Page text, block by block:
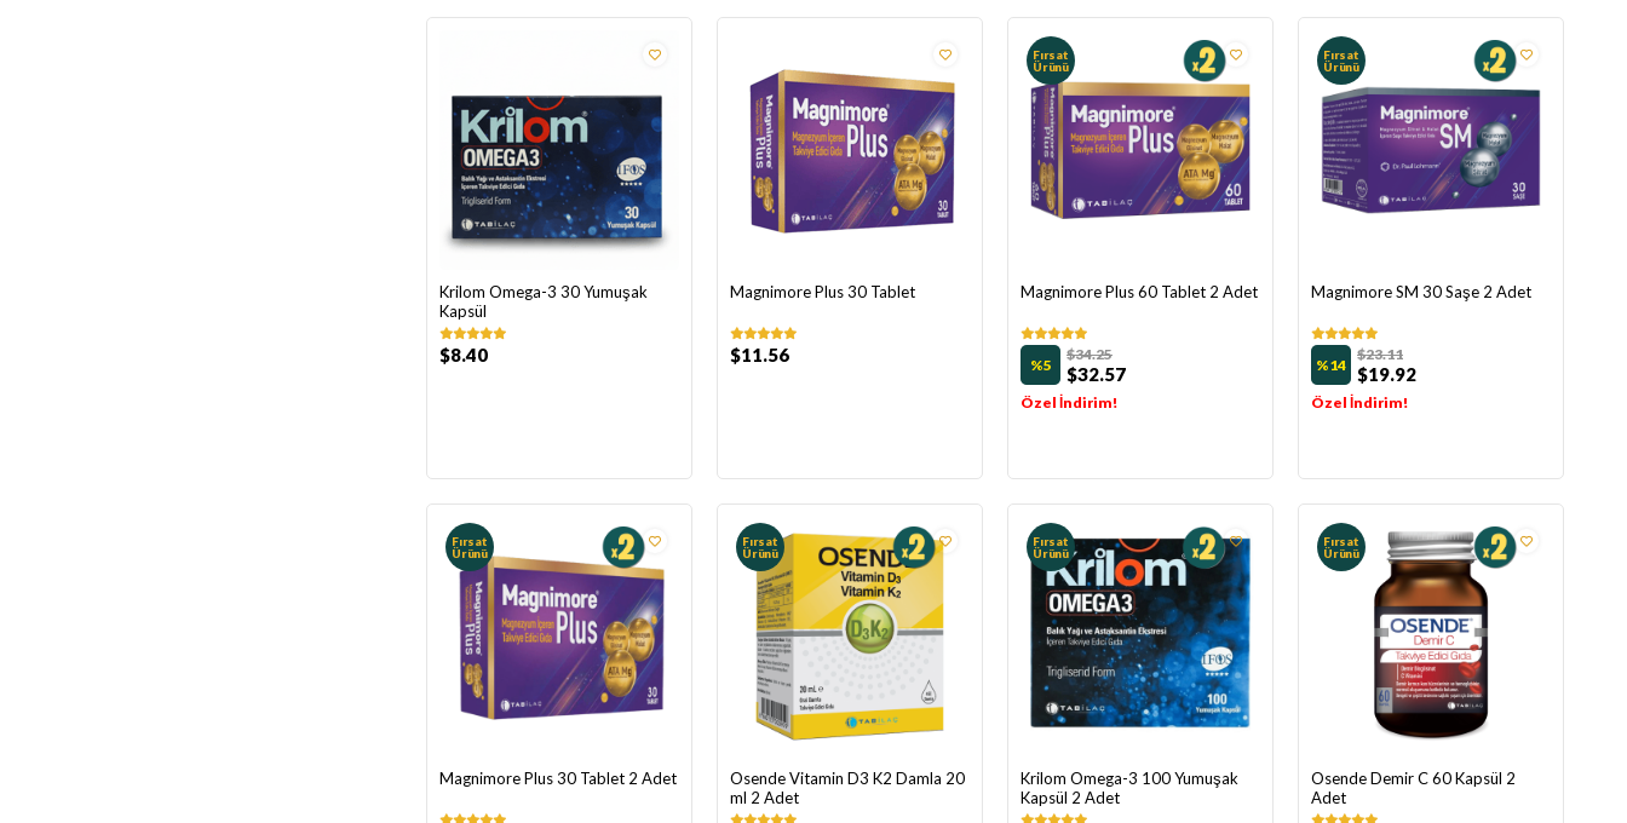
Krilom Omega-3 30 Yumuşak
Kapsül
$8.40
Magnimore Plus 30 Tablet
$11.56
Magnimore Plus 60 Tablet 2 Adet
%5 $32.57
$34.25
Özel İndirim!
Fırsat
Ürünü
Magnimore SM 30 Saşe 2 Adet
%14 $19.92
$23.11
Özel İndirim!
Fırsat
Ürünü
Magnimore Plus 30 Tablet 2 Adet
Fırsat
Ürünü
Osende Vitamin D3 K2 Damla 20
ml 2 Adet
Fırsat
Ürünü
Krilom Omega-3 100 Yumuşak
Kapsül 2 Adet
Fırsat
Ürünü
Osende Demir C 60 Kapsül 2
Adet
Fırsat
Ürünü